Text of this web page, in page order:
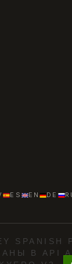
ES EN DE
SPANISH
В API